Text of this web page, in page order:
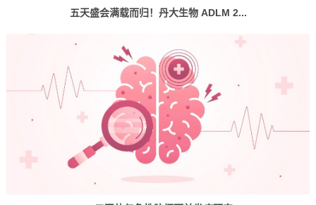
五天盛会满载而归！丹大生物 ADLM 2...